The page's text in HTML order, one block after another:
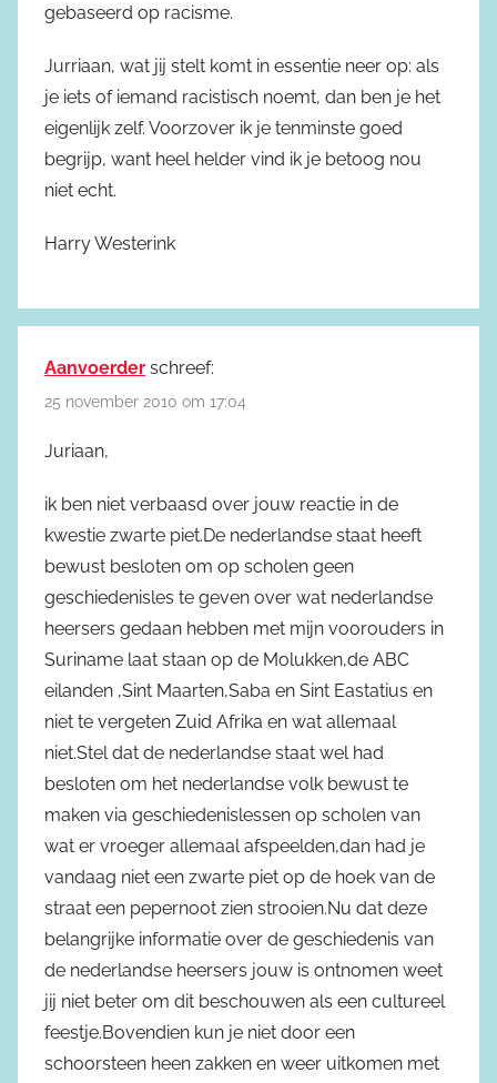
gebaseerd op racisme.
Jurriaan, wat jij stelt komt in essentie neer op: als
je iets of iemand racistisch noemt, dan ben je het
eigenlijk zelf. Voorzover ik je tenminste goed
begrijp, want heel helder vind ik je betoog nou
niet echt.
Harry Westerink
Aanvoerder schreef:
25 november 2010 om 17:04
Juriaan,
ik ben niet verbaasd over jouw reactie in de
kwestie zwarte piet.De nederlandse staat heeft
bewust besloten om op scholen geen
geschiedenisles te geven over wat nederlandse
heersers gedaan hebben met mijn voorouders in
Suriname laat staan op de Molukken,de ABC
eilanden ,Sint Maarten,Saba en Sint Eastatius en
niet te vergeten Zuid Afrika en wat allemaal
niet.Stel dat de nederlandse staat wel had
besloten om het nederlandse volk bewust te
maken via geschiedenislessen op scholen van
wat er vroeger allemaal afspeelden,dan had je
vandaag niet een zwarte piet op de hoek van de
straat een pepernoot zien strooien.Nu dat deze
belangrijke informatie over de geschiedenis van
de nederlandse heersers jouw is ontnomen weet
jij niet beter om dit beschouwen als een cultureel
feestje.Bovendien kun je niet door een
schoorsteen heen zakken en weer uitkomen met